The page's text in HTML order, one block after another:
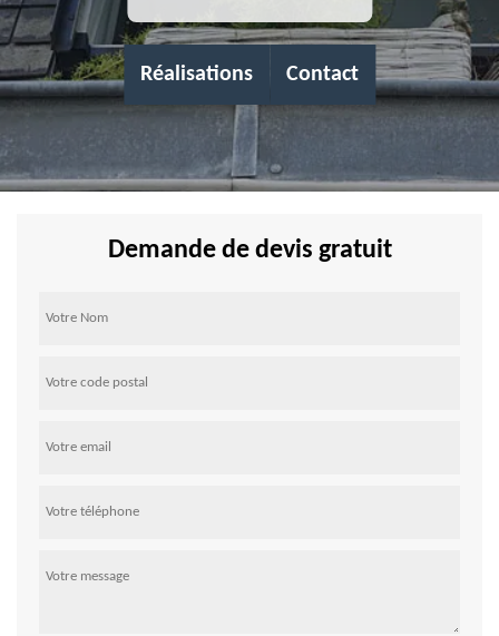
Réalisations Contact
Demande de devis gratuit